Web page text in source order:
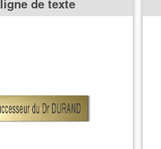
ligne de texte